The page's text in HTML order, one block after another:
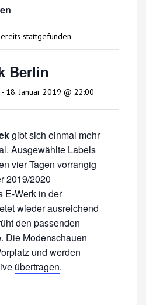
stattgefunden.
Berlin
- 18. Januar 2019 @ 22:00
gibt sich einmal mehr
Ausgewählte Labels
vier Tagen vorrangig
2019/2020
E-Werk in der
wieder ausreichend
den passenden
Die Modenschauen
und werden
übertragen.